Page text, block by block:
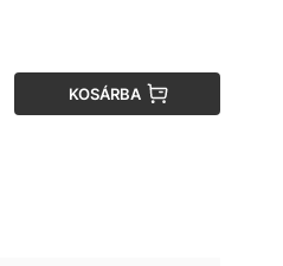
KOSÁRBA